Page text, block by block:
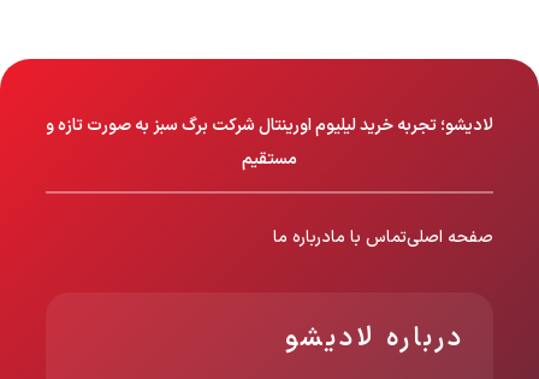
لادیشو؛ تجربه خرید لیلیوم اورینتال شرکت برگ سبز به صورت تازه و
مستقیم
صفحه اصلیتماس با مادرباره ما
درباره لادیشو